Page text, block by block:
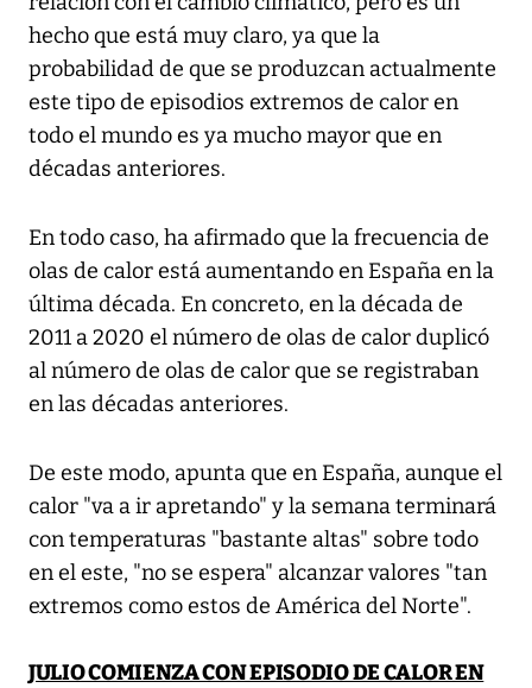
hecho que está muy claro, ya que la
probabilidad de que se produzcan actualmente
este tipo de episodios extremos de calor en
todo el mundo es ya mucho mayor que en
décadas anteriores.
En todo caso, ha afirmado que la frecuencia de
olas de calor está aumentando en España en la
última década. En concreto, en la década de
2011 a 2020 el número de olas de calor duplicó
al número de olas de calor que se registraban
en las décadas anteriores.
De este modo, apunta que en España, aunque el
calor "va a ir apretando" y la semana terminará
con temperaturas "bastante altas" sobre todo
en el este, "no se espera" alcanzar valores "tan
extremos como estos de América del Norte".
JULIO COMIENZA CON EPISODIO DE CALOR EN